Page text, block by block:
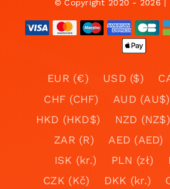
© Copyright 2020 - 2026 |
EUR (€) USD ($)
CHF (CHF)
AUD (AU$)
HKD (HKD$)
NZD (NZ$)
ZAR (R)
AED (AED)
ISK (kr.)
PLN (zł)
CZK (Kč)
DKK (kr.)